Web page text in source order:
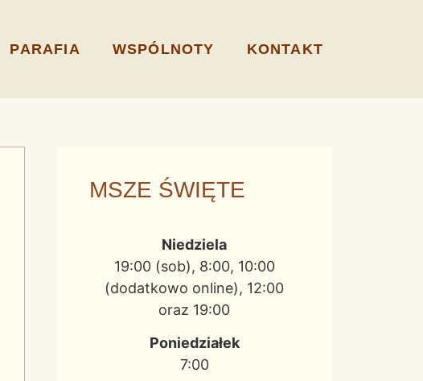
PARAFIA WSPÓLNOTY KONTAKT
MSZE ŚWIĘTE
Niedziela
19:00 (sob), 8:00, 10:00
(dodatkowo online), 12:00
oraz 19:00
Poniedziałek
7:00